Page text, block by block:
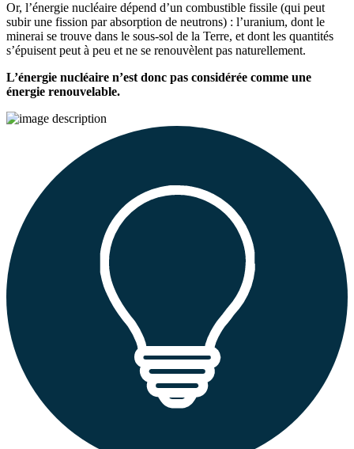
Or, l’énergie nucléaire dépend d’un combustible fissile (qui peut
subir une fission par absorption de neutrons) : l’uranium, dont le
minerai se trouve dans le sous-sol de la Terre, et dont les quantités
s’épuisent peut à peu et ne se renouvèlent pas naturellement.
L’énergie nucléaire n’est donc pas considérée comme une
énergie renouvelable.